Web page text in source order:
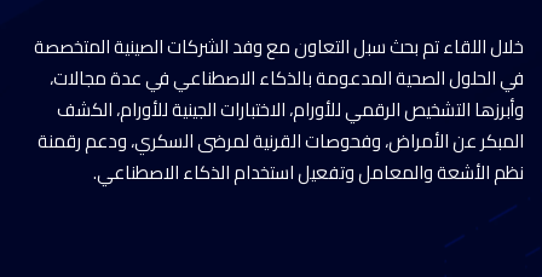
خلال اللقاء تم بحث سبل التعاون مع وفد الشركات الصينية المتخصصة
في الحلول الصحية المدعومة بالذكاء الاصطناعي في عدة مجالات،
وأبرزها التشخيص الرقمي للأورام، الاختبارات الجينية للأورام، الكشف
المبكر عن الأمراض، وفحوصات القرنية لمرضى السكري، ودعم رقمنة
نظم الأشعة والمعامل وتفعيل استخدام الذكاء الاصطناعي.